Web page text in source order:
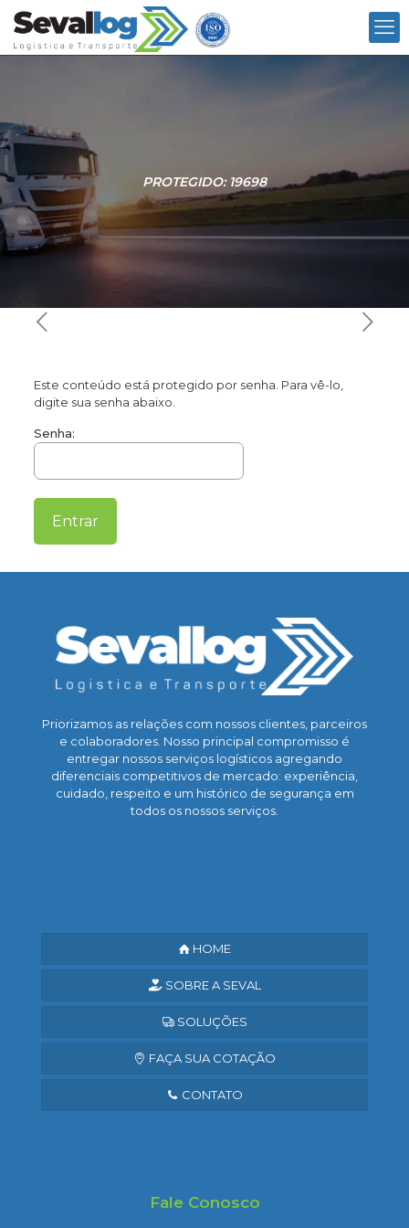
PROTEGIDO: 19698
Este conteúdo está protegido por senha. Para vê-lo,
digite sua senha abaixo.
Senha:
Priorizamos as relações com nossos clientes, parceiros
e colaboradores. Nosso principal compromisso é
entregar nossos serviços logísticos agregando
diferenciais competitivos de mercado: experiência,
cuidado, respeito e um histórico de segurança em
todos os nossos serviços.
HOME
SOBRE A SEVAL
SOLUÇÕES
FAÇA SUA COTAÇÃO
CONTATO
Fale Conosco